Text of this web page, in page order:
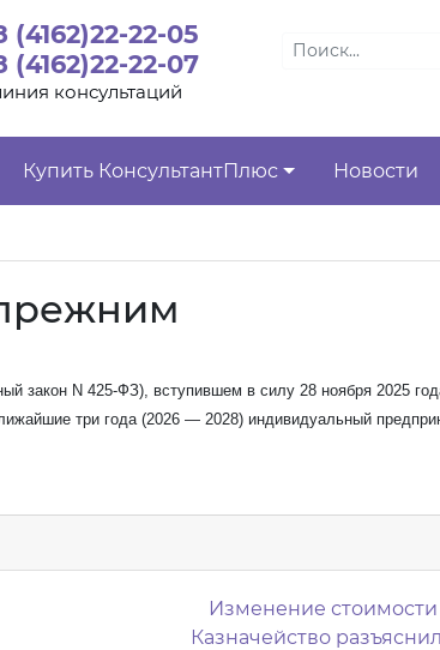
(4162)22-22-05
(4162)22-22-07
консультаций
Купить КонсультантПлюс Новости
закон N 425-ФЗ), вступившем в силу 28 ноября 2025
три года (2026 — 2028) индивидуальный
Изменение
Казначейство